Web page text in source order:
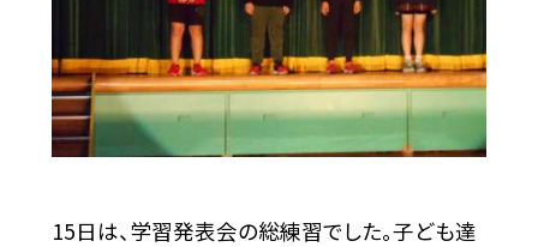
15日は、学習発表会の総練習でした。子ども達